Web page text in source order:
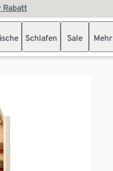
Rabatt
Schlafen Sale Mehr